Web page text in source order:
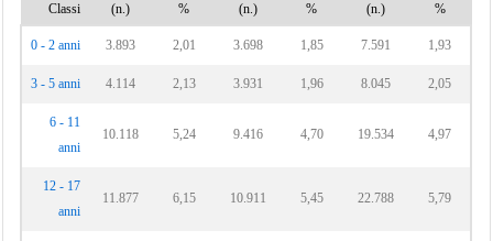
Classi
(n.) % (n.) % (n.) %
0 - 2 anni 3.893 2,01 3.698 1,85 7.591 1,93
3 - 5 anni 4.114 2,13 3.931 1,96 8.045 2,05
6 - 11
anni
10.118 5,24 9.416 4,70 19.534 4,97
12 - 17
anni
11.877 6,15 10.911 5,45 22.788 5,79